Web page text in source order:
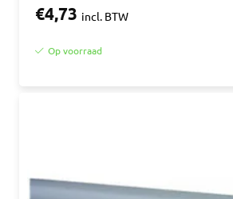
€4,73 incl. BTW
Op voorraad